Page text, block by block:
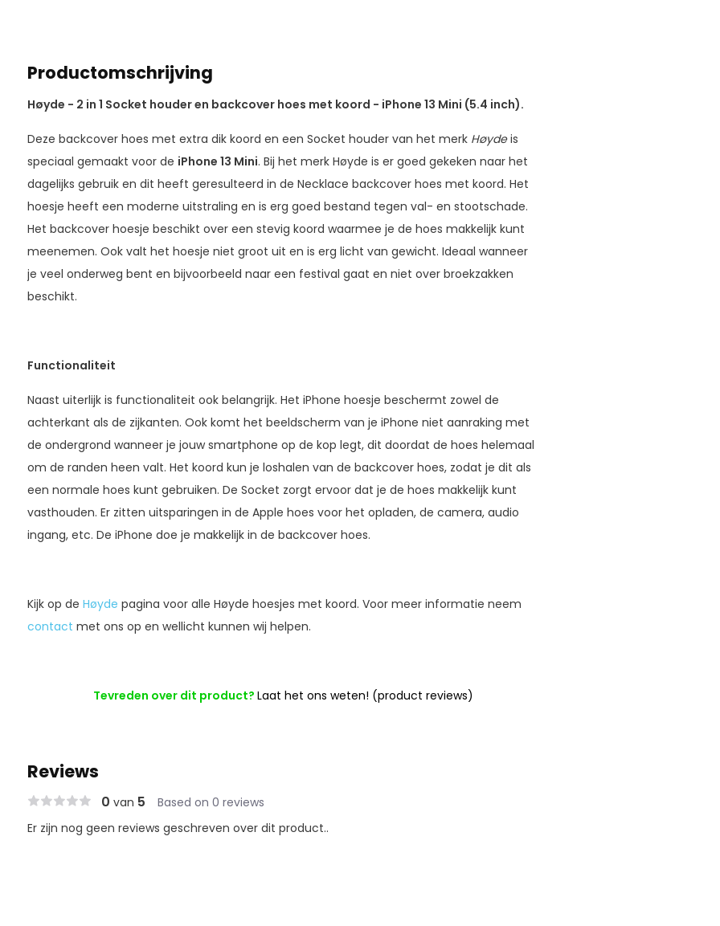
Productomschrijving
Høyde - 2 in 1 Socket houder en backcover hoes met koord - iPhone 13 Mini (5.4 inch).
Deze backcover hoes met extra dik koord en een Socket houder van het merk Høydeis
speciaal gemaakt voor de iPhone 13 Mini. Bij het merk Høyde is er goed gekeken naar het
dagelijks gebruik en dit heeft geresulteerd in de Necklace backcover hoes met koord. Het
hoesje heeft een moderne uitstraling en is erg goed bestand tegen val- en stootschade.
Het backcover hoesje beschikt over een stevig koord waarmee je de hoes makkelijk kunt
meenemen. Ook valt het hoesje niet groot uit en is erg licht van gewicht. Ideaal wanneer
je veel onderweg bent en bijvoorbeeld naar een festival gaat en niet over broekzakken
beschikt.
Functionaliteit
Naast uiterlijk is functionaliteit ook belangrijk. Het iPhone hoesje beschermt zowel de
achterkant als de zijkanten. Ook komt het beeldscherm van je iPhone niet aanraking met
de ondergrond wanneer je jouw smartphone op de kop legt, dit doordat de hoes helemaal
om de randen heen valt. Het koord kun je loshalen van de backcover hoes, zodat je dit als
een normale hoes kunt gebruiken. De Socket zorgt ervoor dat je de hoes makkelijk kunt
vasthouden. Er zitten uitsparingen in de Apple hoes voor het opladen, de camera, audio
ingang, etc. De iPhone doe je makkelijk in de backcover hoes.
Kijk op de Høyde pagina voor alle Høyde hoesjes met koord. Voor meer informatie neem
contact met ons op en wellicht kunnen wij helpen.
Tevreden over dit product?Laat het ons weten! (product reviews)
Reviews
0 van 5 Based on 0 reviews
Er zijn nog geen reviews geschreven over dit product..